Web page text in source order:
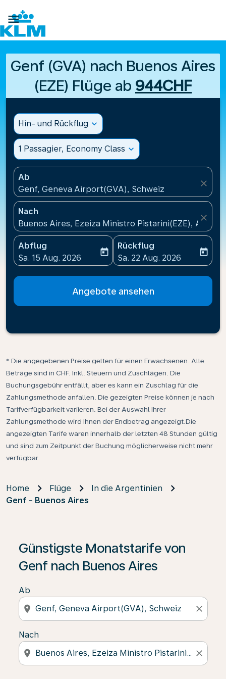

Genf (GVA) nach Buenos Aires
(EZE) Flüge ab 944CHF
Hin- und Rückflug expand_more
1 Passagier, Economy Class expand_more
Ab
Genf, Geneva Airport(GVA), Schweiz
close
Nach
Buenos Aires, Ezeiza Ministro Pistarini(EZE),
close
Abflug
fc-booking-departure-date-aria-label
Sa. 15 Aug. 2026
today
Rückflug
fc-booking-return-date-
Sa. 22 Aug. 2026
today
Angebote ansehen
* Die angegebenen Preise gelten für einen Erwachsenen. Alle
Beträge sind in CHF. Inkl. Steuern und Zuschlägen. Die
Buchungsgebühr entfällt, aber es kann ein Zuschlag für die
Zahlungsmethode anfallen. Die gezeigten Preise können je nach
Tarifverfügbarkeit variieren. Bei der Auswahl Ihrer
Zahlungsmethode wird Ihnen der Endbetrag angezeigt.Die
angezeigten Tarife waren innerhalb der letzten 48 Stunden gültig
und sind zum Zeitpunkt der Buchung möglicherweise nicht mehr
verfügbar.
Home Flüge
In die Argentinien
Genf - Buenos Aires
Günstigste Monatstarife von
Genf nach Buenos Aires
Ab
location_on close
Nach
location_on close